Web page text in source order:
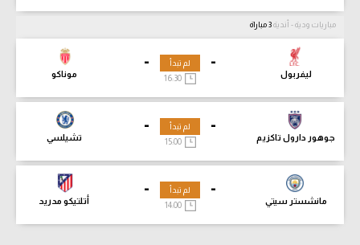
مباريات ودية - أندية
-
ليفربول
-
موناكو
لم تبدأ
-
جوهور دارول تاكزيم
-
تشيلسي
لم تبدأ
15:00
-
مانشستر سيتي
-
أتلتيكو مدريد
لم تبدأ
14:00